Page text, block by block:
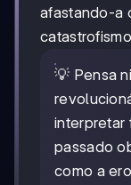
afastando-a
💡 Pensa
interpretar
passado
como a